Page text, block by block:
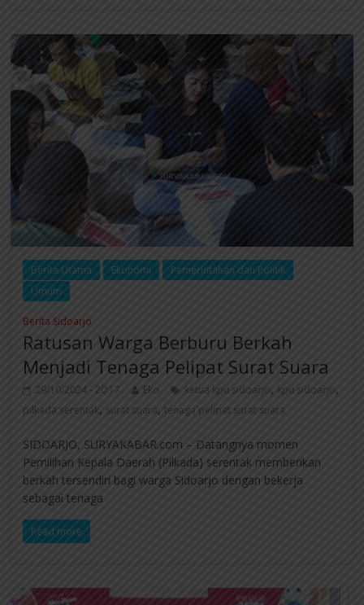
Berita Utama Ekonomi
Pemerintahan dan Politik
Umum
Berita Sidoarjo
Ratusan Warga Berburu Berkah
Menjadi Tenaga Pelipat Surat Suara
29/10/2024 - 20:17 Eko ketua kpu sidoarjo, kpu sidoarjo,
pilkada serentak, surat suara,tenaga pelipat surat suara
SIDOARJO, SURYAKABAR.com – Datangnya momen
Pemilihan Kepala Daerah (Pilkada) serentak memberikan
berkah tersendiri bagi warga Sidoarjo dengan bekerja
sebagai tenaga
Read more